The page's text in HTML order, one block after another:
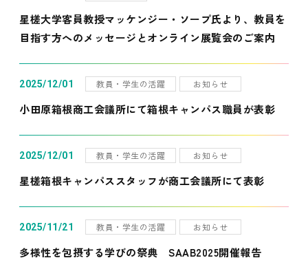
星槎大学客員教授マッケンジー・ソープ氏より、教員を
目指す方へのメッセージとオンライン展覧会のご案内
2025/12/01 教員・学生の活躍 お知らせ
小田原箱根商工会議所にて箱根キャンパス職員が表彰
2025/12/01 教員・学生の活躍 お知らせ
星槎箱根キャンパススタッフが商工会議所にて表彰
2025/11/21 教員・学生の活躍 お知らせ
多様性を包摂する学びの祭典 SAAB2025開催報告